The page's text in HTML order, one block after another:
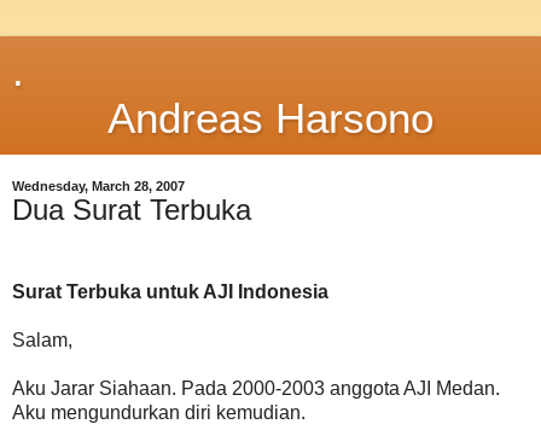
.
Andreas Harsono
Wednesday, March 28, 2007
Dua Surat Terbuka
Surat Terbuka untuk AJI Indonesia
Salam,
Aku Jarar Siahaan. Pada 2000-2003 anggota AJI Medan.
Aku mengundurkan diri kemudian.